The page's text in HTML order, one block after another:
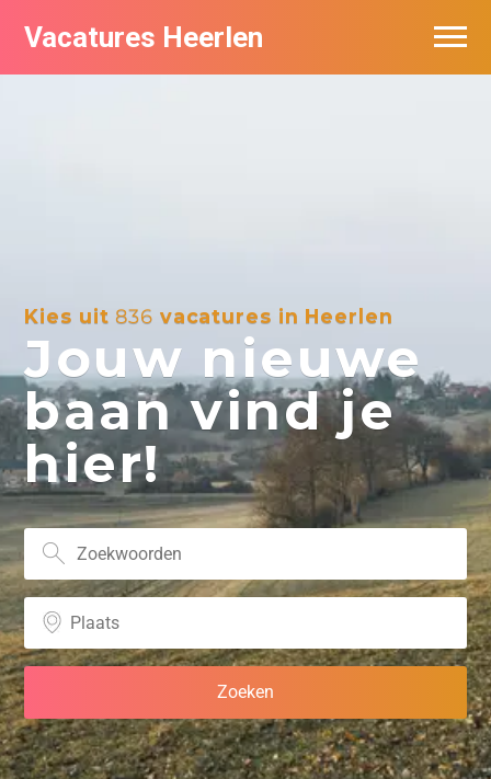
Vacatures Heerlen
Kies uit 836 vacatures in Heerlen
Jouw nieuwe
baan vind je
hier!
Vacatures per bedrijf in Heerlen